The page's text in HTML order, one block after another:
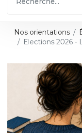
Nos orientations
Elections 2026 -